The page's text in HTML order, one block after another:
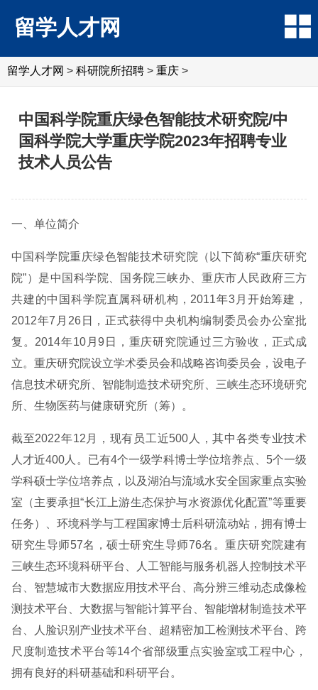
留学人才网
留学人才网 > 科研院所招聘 > 重庆 >
中国科学院重庆绿色智能技术研究院/中
国科学院大学重庆学院2023年招聘专业
技术人员公告
一、单位简介
中国科学院重庆绿色智能技术研究院（以下简称“重庆研究
院”）是中国科学院、国务院三峡办、重庆市人民政府三方
共建的中国科学院直属科研机构，2011年3月开始筹建，
2012年7月26日，正式获得中央机构编制委员会办公室批
复。2014年10月9日，重庆研究院通过三方验收，正式成
立。重庆研究院设立学术委员会和战略咨询委员会，设电子
信息技术研究所、智能制造技术研究所、三峡生态环境研究
所、生物医药与健康研究所（筹）。
截至2022年12月，现有员工近500人，其中各类专业技术
人才近400人。已有4个一级学科博士学位培养点、5个一级
学科硕士学位培养点，以及湖泊与流域水安全国家重点实验
室（主要承担“长江上游生态保护与水资源优化配置”等重要
任务）、环境科学与工程国家博士后科研流动站，拥有博士
研究生导师57名，硕士研究生导师76名。重庆研究院建有
三峡生态环境科研平台、人工智能与服务机器人控制技术平
台、智慧城市大数据应用技术平台、高分辨三维动态成像检
测技术平台、大数据与智能计算平台、智能增材制造技术平
台、人脸识别产业技术平台、超精密加工检测技术平台、跨
尺度制造技术平台等14个省部级重点实验室或工程中心，
拥有良好的科研基础和科研平台。